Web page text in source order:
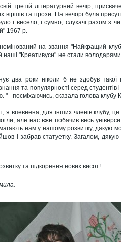
третій літературний вечір,
віршів та прози. На вечорі була
і весело, і сумно; слухачі разом з
1967 р.
на звання "Найкращий
"Креативуси" не стали володарями
два роки ніколи б не здобув такої
та популярності серед студентів
- посміхаючись, сказала голова клубу
я впевнена, для інших членів клубу,
але нас вже побачив весь
нам у нашому розвитку, дякую
і забрав статуетку. Загалом, дякую
та підкорення нових висот!